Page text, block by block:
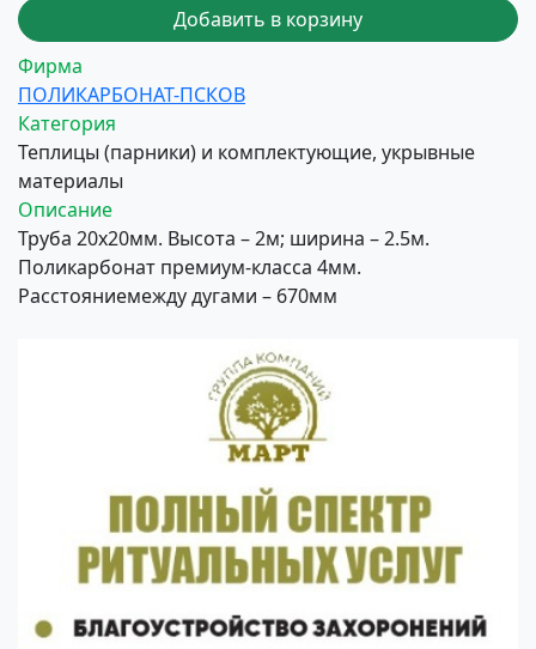
Добавить в корзину
Фирма
ПОЛИКАРБОНАТ-ПСКОВ
Категория
Теплицы (парники) и комплектующие, укрывные
материалы
Описание
Труба 20х20мм. Высота – 2м; ширина – 2.5м.
Поликарбонат премиум-класса 4мм.
Расстояниемежду дугами – 670мм